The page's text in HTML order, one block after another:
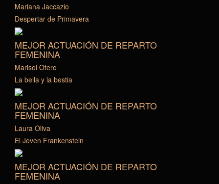
Mariana Jaccazio
Despertar de Primavera
MEJOR ACTUACIÓN DE REPARTO
FEMENINA
Marisol Otero
La bella y la bestia
MEJOR ACTUACIÓN DE REPARTO
FEMENINA
Laura Oliva
El Joven Frankenstein
MEJOR ACTUACIÓN DE REPARTO
FEMENINA